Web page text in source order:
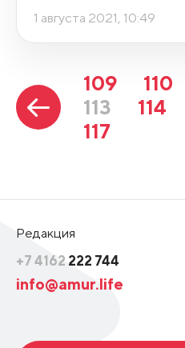
1 августа 2021, 10:49
109 110
113
114
117
Редакция
+7 4162 222 744
info@amur.life